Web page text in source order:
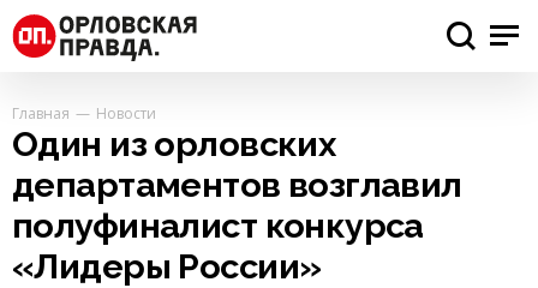
Главная Новости
Один из орловских
департаментов возглавил
полуфиналист конкурса
«Лидеры России»